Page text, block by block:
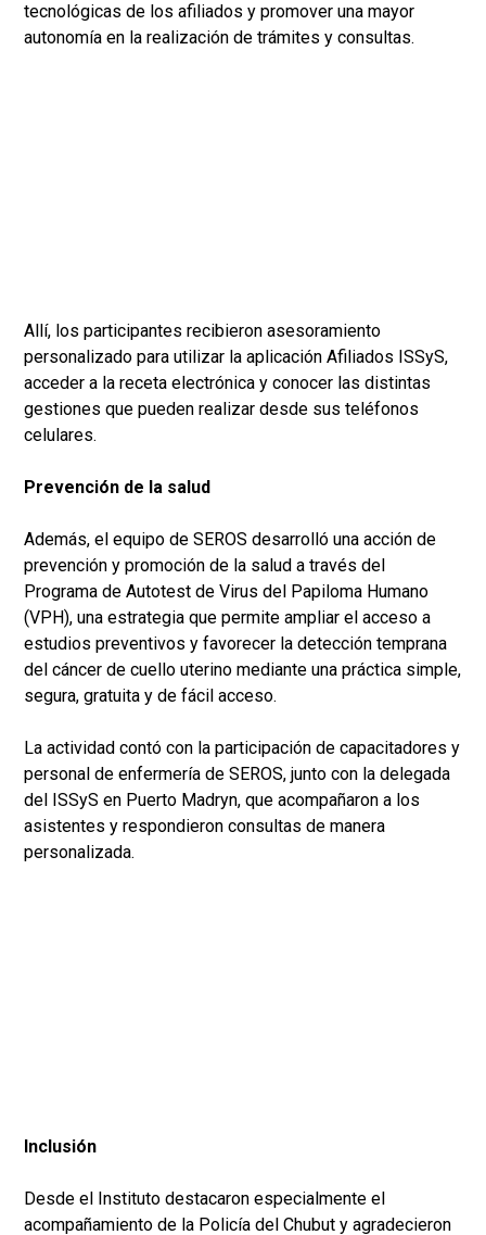
tecnológicas de los afiliados y promover una mayor
autonomía en la realización de trámites y consultas.
Allí, los participantes recibieron asesoramiento
personalizado para utilizar la aplicación Afiliados ISSyS,
acceder a la receta electrónica y conocer las distintas
gestiones que pueden realizar desde sus teléfonos
celulares.
Prevención de la salud
Además, el equipo de SEROS desarrolló una acción de
prevención y promoción de la salud a través del
Programa de Autotest de Virus del Papiloma Humano
(VPH), una estrategia que permite ampliar el acceso a
estudios preventivos y favorecer la detección temprana
del cáncer de cuello uterino mediante una práctica simple,
segura, gratuita y de fácil acceso.
La actividad contó con la participación de capacitadores y
personal de enfermería de SEROS, junto con la delegada
del ISSyS en Puerto Madryn, que acompañaron a los
asistentes y respondieron consultas de manera
personalizada.
Inclusión
Desde el Instituto destacaron especialmente el
acompañamiento de la Policía del Chubut y agradecieron